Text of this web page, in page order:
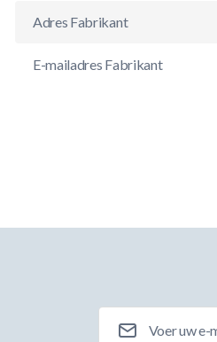
Adres Fabrikant
E-mailadres Fabrikant